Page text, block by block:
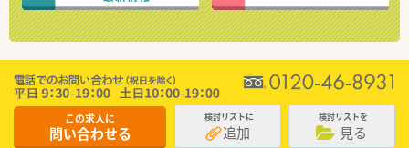
この求人に
問い合わせる
検討リストに
追加
検討リストを
見る